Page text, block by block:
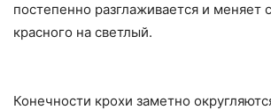
постепенно разглаживается и меняет
красного на светлый.
Конечности крохи заметно